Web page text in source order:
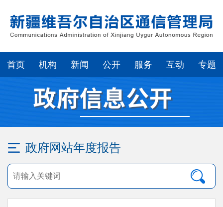
首页 机构 新闻 公开 服务 互动 专题
政府网站年度报告